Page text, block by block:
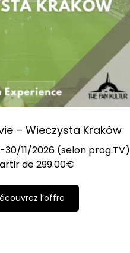
– Wieczysta Kraków
11/2026 (selon prog.TV)
de299.00€
l’offre